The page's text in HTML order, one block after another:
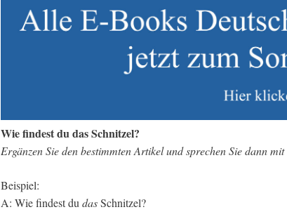
Wie findest du das Schnitzel?
Ergänzen Sie den bestimmten Artikel und sprechen Sie dann
Beispiel:
A: Wie findest dudasSchnitzel?